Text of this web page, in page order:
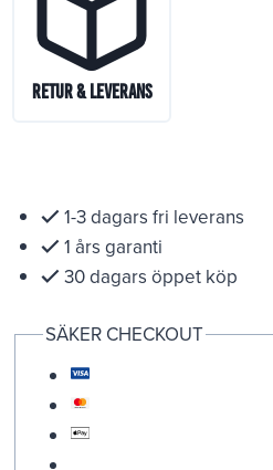
Retur & Leverans
1-3 dagars fri leverans
1 års garanti
30 dagars öppet köp
SÄKER CHECKOUT